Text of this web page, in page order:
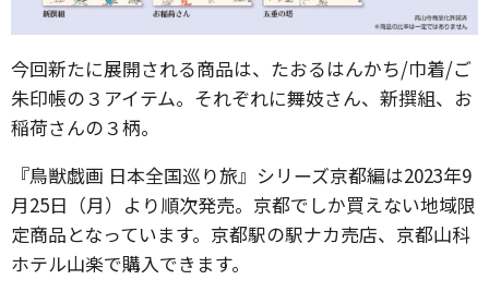
今回新たに展開される商品は、たおるはんかち/巾着/ご
朱印帳の３アイテム。それぞれに舞妓さん、新撰組、お
稲荷さんの３柄。
『鳥獣戯画 日本全国巡り旅』シリーズ京都編は2023年9
月25日（月）より順次発売。京都でしか買えない地域限
定商品となっています。京都駅の駅ナカ売店、京都山科
ホテル山楽で購入できます。